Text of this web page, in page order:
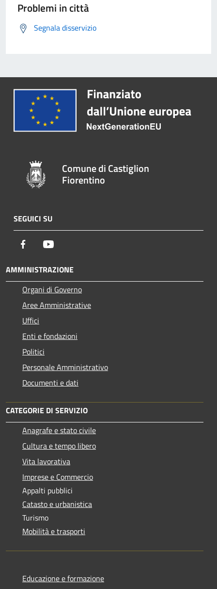
Problemi in città
Segnala disservizio
Comune di Castiglion
Fiorentino
SEGUICI SU
Facebook
AMMINISTRAZIONE
Organi di Governo
Aree Amministrative
Uffici
Enti e fondazioni
Politici
Personale Amministrativo
Documenti e dati
CATEGORIE DI SERVIZIO
Anagrafe e stato civile
Cultura e tempo libero
Vita lavorativa
Imprese e Commercio
Appalti pubblici
Catasto e urbanistica
Turismo
Mobilità e trasporti
Educazione e formazione